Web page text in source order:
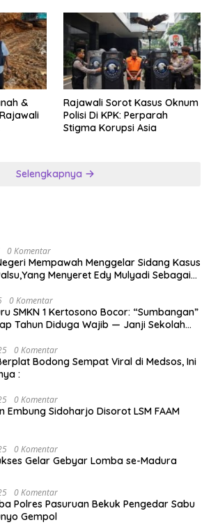
&
Rajawali Sorot Kasus Oknum
Polisi Di KPK: Perparah
Stigma Korupsi Asia
Selengkapnya
0 Komentar
Mempawah Menggelar Sidang Kasus
Menyeret Edy Mulyadi Sebagai
0 Komentar
SMKN 1 Kertosono Bocor: “Sumbangan”
Tahun Diduga Wajib — Janji Sekolah
0 Komentar
Bodong Sempat Viral di Medsos, Ini
:
0 Komentar
Embung Sidoharjo Disorot LSM FAAM
0 Komentar
Gelar Gebyar Lomba se-Madura
0 Komentar
Polres Pasuruan Bekuk Pengedar Sabu
Gempol